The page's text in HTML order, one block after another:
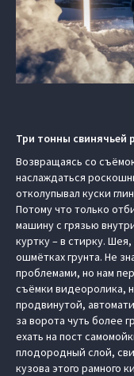
Три тонны свинячьей
Возвращаясь со
наслаждаться
отколупывал куски
Потому что только
машину с грязью
куртку – в стирку.
ошмётках грунта. Не
проблемами, но нам
съёмки видеоролика,
продвинутой,
за ворота чуть более
ехать на пост
плодородный слой,
кузова этого рамного